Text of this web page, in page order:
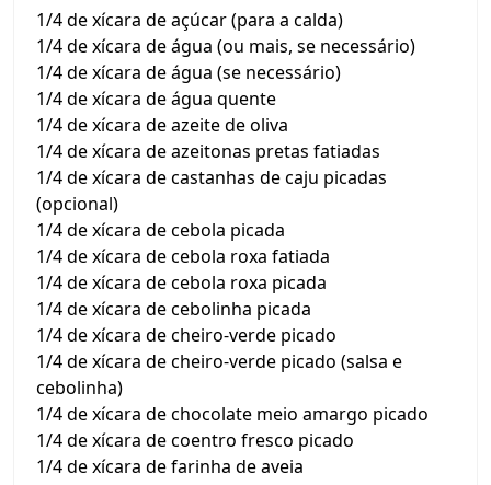
1/4 de xícara de açúcar (para a calda)
1/4 de xícara de água (ou mais, se necessário)
1/4 de xícara de água (se necessário)
1/4 de xícara de água quente
1/4 de xícara de azeite de oliva
1/4 de xícara de azeitonas pretas fatiadas
1/4 de xícara de castanhas de caju picadas
(opcional)
1/4 de xícara de cebola picada
1/4 de xícara de cebola roxa fatiada
1/4 de xícara de cebola roxa picada
1/4 de xícara de cebolinha picada
1/4 de xícara de cheiro-verde picado
1/4 de xícara de cheiro-verde picado (salsa e
cebolinha)
1/4 de xícara de chocolate meio amargo picado
1/4 de xícara de coentro fresco picado
1/4 de xícara de farinha de aveia